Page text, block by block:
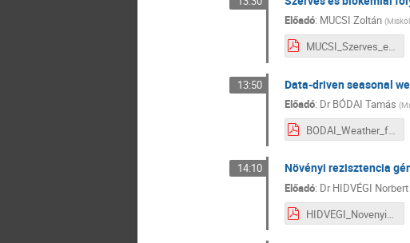
Előadó: MUCSI Zoltán (
MUCSI_Szerves_es_biokemiai_folyamatok_III_1.pdf
13:50 Data-driven seasonal
Előadó: Dr BÓDAI Tamás (
BODAI_Weather_forecast_III_2.pdf
14:10 Növényi rezisztencia
Előadó: Dr HIDVÉGI
HIDVEGI_Novenyi_rezisztencia_genek_III_3.pdf